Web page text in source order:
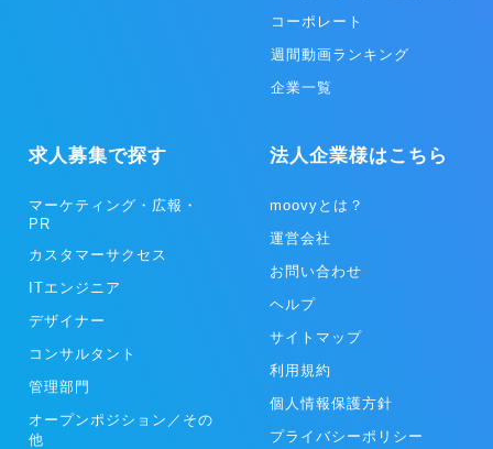
コーポレート
週間動画ランキング
企業一覧
求人募集で探す
マーケティング・広報・
PR
カスタマーサクセス
ITエンジニア
デザイナー
コンサルタント
管理部門
オープンポジション／その
他
法人企業様はこちら
moovyとは？
運営会社
お問い合わせ
ヘルプ
サイトマップ
利用規約
個人情報保護方針
プライバシーポリシー